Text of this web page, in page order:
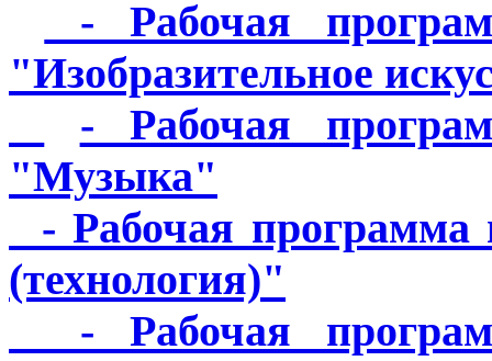
- Рабочая
"Изобразительное
- Рабочая
"Музыка"
- Рабочая программа
(технология)"
- Рабочая